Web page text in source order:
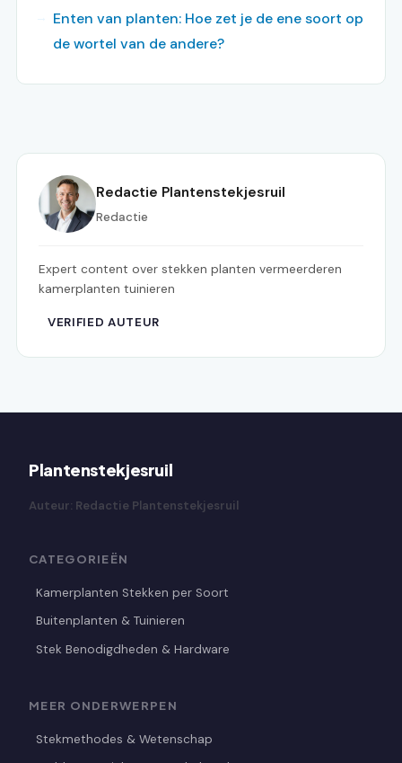
Enten van planten: Hoe zet je de ene soort op
de wortel van de andere?
Redactie Plantenstekjesruil
Redactie
Expert content over stekken planten vermeerderen
kamerplanten tuinieren
VERIFIED AUTEUR
Plantenstekjesruil
Auteur: Redactie Plantenstekjesruil
CATEGORIEËN
Kamerplanten Stekken per Soort
Buitenplanten & Tuinieren
Stek Benodigdheden & Hardware
MEER ONDERWERPEN
Stekmethodes & Wetenschap